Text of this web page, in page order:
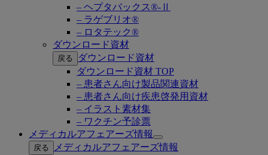
– ヘプタバックス®-Ⅱ
– ラゲブリオ®
– ロタテック®
ダウンロード資材
戻る
ダウンロード資材
ダウンロード資材 TOP
– 患者さん向け製品関連資材
– 患者さん向け疾患啓発用資材
– イラスト素材集
– ワクチン予診票
メディカルアフェアーズ情報
Open
submenu
戻る
メディカルアフェアーズ情報